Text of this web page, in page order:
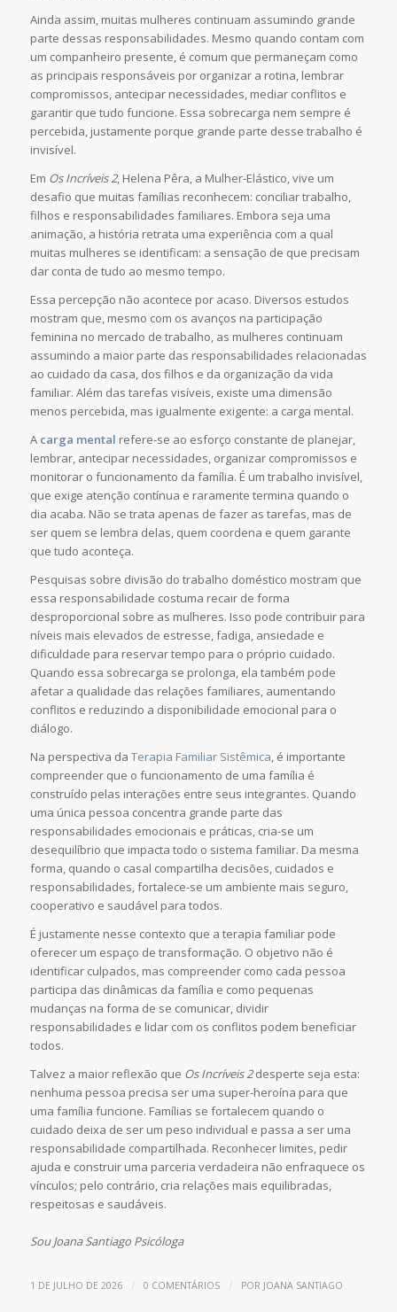
Ainda assim, muitas mulheres continuam assumindo grande
parte dessas responsabilidades. Mesmo quando contam com
um companheiro presente, é comum que permaneçam como
as principais responsáveis por organizar a rotina, lembrar
compromissos, antecipar necessidades, mediar conflitos e
garantir que tudo funcione. Essa sobrecarga nem sempre é
percebida, justamente porque grande parte desse trabalho é
invisível.
Em Os Incríveis 2, Helena Pêra, a Mulher-Elástico, vive um
desafio que muitas famílias reconhecem: conciliar trabalho,
filhos e responsabilidades familiares. Embora seja uma
animação, a história retrata uma experiência com a qual
muitas mulheres se identificam: a sensação de que precisam
dar conta de tudo ao mesmo tempo.
Essa percepção não acontece por acaso. Diversos estudos
mostram que, mesmo com os avanços na participação
feminina no mercado de trabalho, as mulheres continuam
assumindo a maior parte das responsabilidades relacionadas
ao cuidado da casa, dos filhos e da organização da vida
familiar. Além das tarefas visíveis, existe uma dimensão
menos percebida, mas igualmente exigente: a carga mental.
Acarga mental refere-se ao esforço constante de planejar,
lembrar, antecipar necessidades, organizar compromissos e
monitorar o funcionamento da família. É um trabalho invisível,
que exige atenção contínua e raramente termina quando o
dia acaba. Não se trata apenas de fazer as tarefas, mas de
ser quem se lembra delas, quem coordena e quem garante
que tudo aconteça.
Pesquisas sobre divisão do trabalho doméstico mostram que
essa responsabilidade costuma recair de forma
desproporcional sobre as mulheres. Isso pode contribuir para
níveis mais elevados de estresse, fadiga, ansiedade e
dificuldade para reservar tempo para o próprio cuidado.
Quando essa sobrecarga se prolonga, ela também pode
afetar a qualidade das relações familiares, aumentando
conflitos e reduzindo a disponibilidade emocional para o
diálogo.
Na perspectiva da Terapia Familiar Sistêmica, é importante
compreender que o funcionamento de uma família é
construído pelas interações entre seus integrantes. Quando
uma única pessoa concentra grande parte das
responsabilidades emocionais e práticas, cria-se um
desequilíbrio que impacta todo o sistema familiar. Da mesma
forma, quando o casal compartilha decisões, cuidados e
responsabilidades, fortalece-se um ambiente mais seguro,
cooperativo e saudável para todos.
É justamente nesse contexto que a terapia familiar pode
oferecer um espaço de transformação. O objetivo não é
identificar culpados, mas compreender como cada pessoa
participa das dinâmicas da família e como pequenas
mudanças na forma de se comunicar, dividir
responsabilidades e lidar com os conflitos podem beneficiar
todos.
Talvez a maior reflexão que Os Incríveis 2desperte seja esta:
nenhuma pessoa precisa ser uma super-heroína para que
uma família funcione. Famílias se fortalecem quando o
cuidado deixa de ser um peso individual e passa a ser uma
responsabilidade compartilhada. Reconhecer limites, pedir
ajuda e construir uma parceria verdadeira não enfraquece os
vínculos; pelo contrário, cria relações mais equilibradas,
respeitosas e saudáveis.
Sou Joana Santiago Psicóloga
1 DE JULHO DE 2026 / 0 COMENTÁRIOS / POR JOANA SANTIAGO